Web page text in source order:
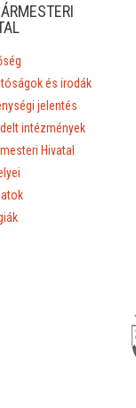
és irodák
jelentés
intézmények
Hivatal